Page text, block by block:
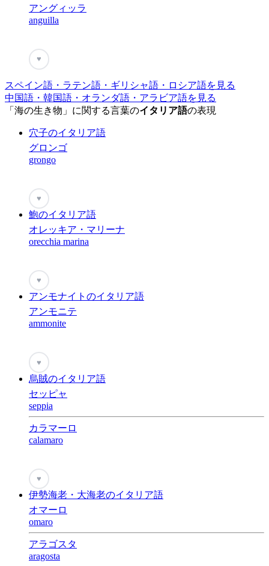
アングィッラ
anguilla
♥
スペイン語・ラテン語・ギリシャ語・ロシア語を見る
中国語・韓国語・オランダ語・アラビア語を見る
「海の生き物」に関する言葉のイタリア語の表現
穴子のイタリア語
グロンゴ
grongo
♥
鮑のイタリア語
オレッキア・マリーナ
orecchia marina
♥
アンモナイトのイタリア語
アンモニテ
ammonite
♥
烏賊のイタリア語
セッピャ
seppia
カラマーロ
calamaro
♥
伊勢海老・大海老のイタリア語
オマーロ
omaro
アラゴスタ
aragosta